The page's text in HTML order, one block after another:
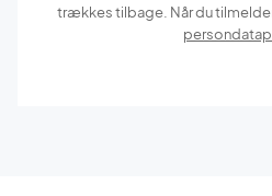
trækkes tilbage. Når du